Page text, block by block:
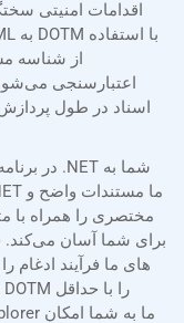
از شناسه
اعتبارسنجی
اسناد در طول
مختصری را همراه با
برای شما آسان